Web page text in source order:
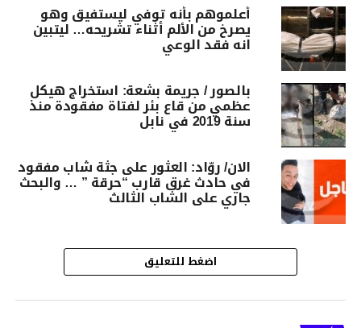
أعلموهم بأنه توفي ليستفيق وهو
يصرخ من الألم أثناء تشريحه… ليتبين
انه فقد الوعي
بالصور / جريمة بشعة: استخراج هيكل
عظمي من قاع بئر لفتاة مفقودة منذ
سنة 2019 في نابل
الان/ روّاد: العثور على جثة شاب مفقود
في حادث غرق قارب “حرقة ” … والبحث
جاري على الشاب الثالث
اضغط للتعليق